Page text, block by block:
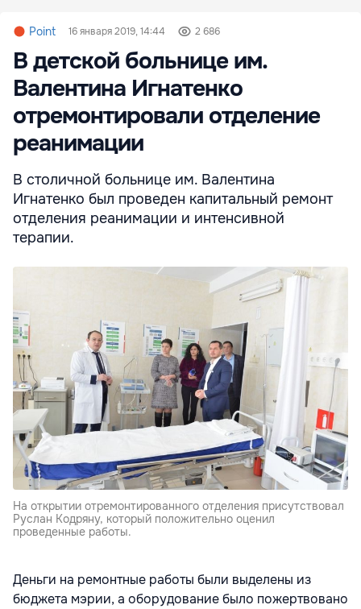
Point 16 января 2019, 14:44 2 686
В детской больнице им.
Валентина Игнатенко
отремонтировали отделение
реанимации
В столичной больнице им. Валентина
Игнатенко был проведен капитальный ремонт
отделения реанимации и интенсивной
терапии.
На открытии отремонтированного отделения присутствовал
Руслан Кодряну, который положительно оценил
проведенные работы.
Деньги на ремонтные работы были выделены из
бюджета мэрии, а оборудование было пожертвовано